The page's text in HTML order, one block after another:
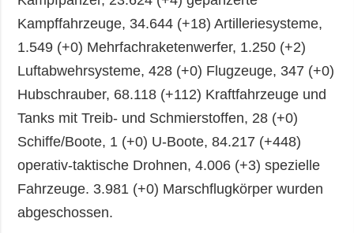
Kampffahrzeuge, 34.644 (+18) Artilleriesysteme,
1.549 (+0) Mehrfachraketenwerfer, 1.250 (+2)
Luftabwehrsysteme, 428 (+0) Flugzeuge, 347 (+0)
Hubschrauber, 68.118 (+112) Kraftfahrzeuge und
Tanks mit Treib- und Schmierstoffen, 28 (+0)
Schiffe/Boote, 1 (+0) U-Boote, 84.217 (+448)
operativ-taktische Drohnen, 4.006 (+3) spezielle
Fahrzeuge. 3.981 (+0) Marschflugkörper wurden
abgeschossen.